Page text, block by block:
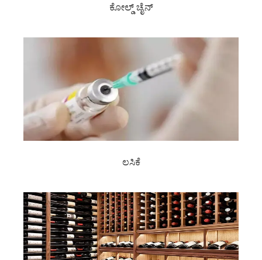
ಕೋಲ್ಡ್ ಚೈನ್
ಲಸಿಕೆ